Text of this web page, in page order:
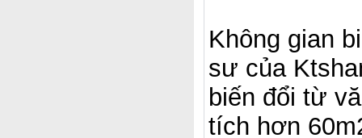
Không gian
sư của
biến đổi từ
tích hơn